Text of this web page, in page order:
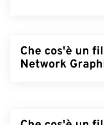
Che cos'è un
Network